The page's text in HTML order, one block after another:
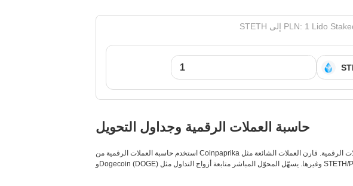
حاسبة العملات الرقمية وجداول التحويل
استخدم حاسبة العملات الرقمية من Coinpaprika للحصول على أدق أسعار التحويل الفورية للعملات الرقمية. قارن العملات الشائعة مثل Bitcoin (BTC) وEthereum (ETH) وCardano (ADA) وSolana (SOL)